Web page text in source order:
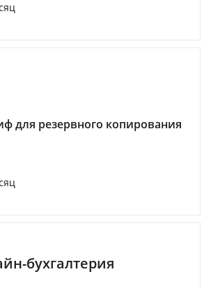
для резервного копирования
бухгалтерия